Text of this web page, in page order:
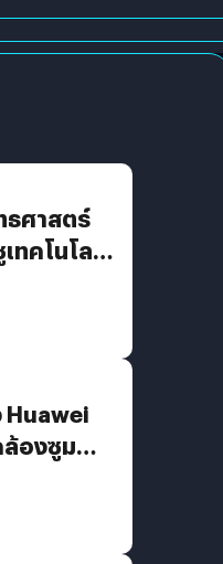
ธศาสตร์
ทคโนโลยี
Huawei
องซูม